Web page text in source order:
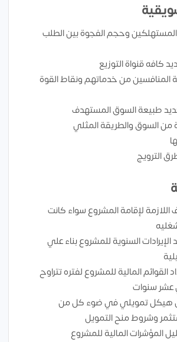
وحجم الفجوة بين الطلب
كافه قنواة التوزيع
المنافسين من خدماتهم ونقاط القوة
طبيعة السوق المستهدف
من السوق والطريقة المثلي
الترويج
اللازمة لإقامة المشروع سواء كانت
السنوية للمشروع بناء علي
القوائم المالية للمشروع لفتره تتراوح
عشر سنوات
هيكل تمويلي في ضوء كل من
وشروط منح التمويل
المؤشرات المالية للمشروع